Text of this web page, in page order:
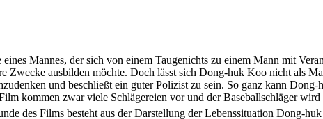
eines Mannes, der sich von einem Taugenichts zu einem Mann mit
ausbilden möchte. Doch lässt sich Dong-huk Koo nicht als
und beschließt ein guter Polizist zu sein. So ganz kann
kommen zwar viele Schlägereien vor und der Baseballschläger
des Films besteht aus der Darstellung der Lebenssituation Dong-